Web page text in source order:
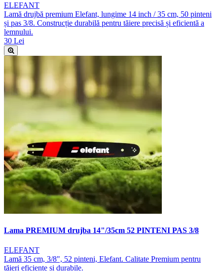
ELEFANT
Lamă drujbă premium Elefant, lungime 14 inch / 35 cm, 50 pinteni
și pas 3/8. Construcție durabilă pentru tăiere precisă și eficientă a
lemnului.
30 Lei
Lama PREMIUM drujba 14"/35cm 52 PINTENI PAS 3/8
ELEFANT
Lamă 35 cm, 3/8", 52 pinteni, Elefant. Calitate Premium pentru
tăieri eficiente și durabile.